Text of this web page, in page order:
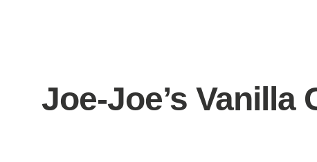
Joe-Joe’s Vanilla